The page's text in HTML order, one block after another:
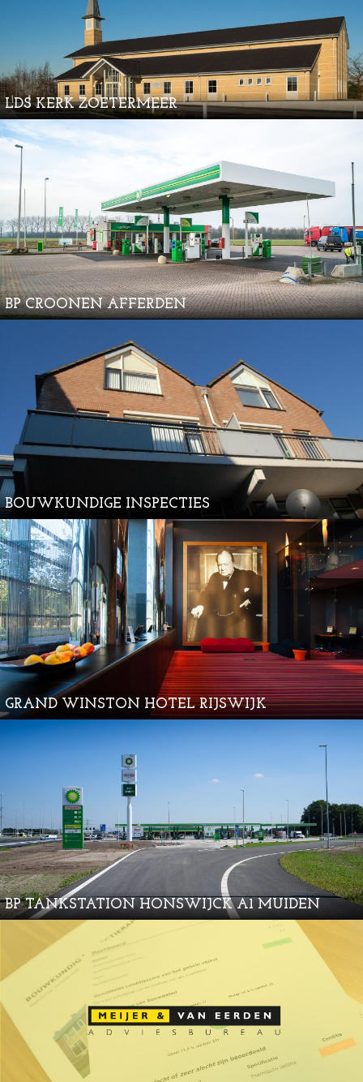
LDS KERK ZOETERMEER
BP CROONEN AFFERDEN
BOUWKUNDIGE INSPECTIES
GRAND WINSTON HOTEL RIJSWIJK
BP TANKSTATION HONSWIJCK A1 MUIDEN